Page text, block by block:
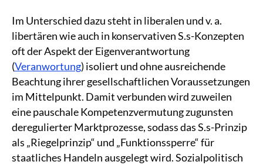
Im Unterschied dazu steht in liberalen und v. a.
libertären wie auch in konservativen S.s-Konzepten
oft der Aspekt der Eigenverantwortung
(Veranwortung) isoliert und ohne ausreichende
Beachtung ihrer gesellschaftlichen Voraussetzungen
im Mittelpunkt. Damit verbunden wird zuweilen
eine pauschale Kompetenzvermutung zugunsten
deregulierter Marktprozesse, sodass das S.s-Prinzip
als „Riegelprinzip“ und „Funktionssperre“ für
staatliches Handeln ausgelegt wird. Sozialpolitisch